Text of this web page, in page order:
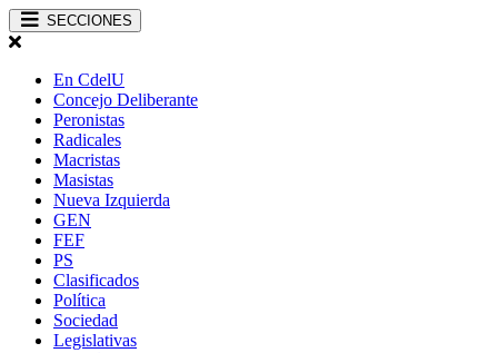
SECCIONES
En CdelU
Concejo Deliberante
Peronistas
Radicales
Macristas
Masistas
Nueva Izquierda
GEN
FEF
PS
Clasificados
Política
Sociedad
Legislativas